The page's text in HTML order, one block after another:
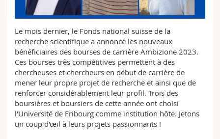
Sciences et médecine
Interfacultaire
Collaborateurs
Doctorants
Webmail
Programme des cours
MyUnifr
Le mois dernier, le Fonds national suisse de la
recherche scientifique a annoncé les nouveaux
bénéficiaires des bourses de carrière Ambizione 2023.
Ces bourses très compétitives permettent à des
chercheuses et chercheurs en début de carrière de
mener leur propre projet de recherche et ainsi que de
renforcer considérablement leur profil. Trois des
boursières et boursiers de cette année ont choisi
l'Université de Fribourg comme institution hôte. Jetons
un coup d'œil à leurs projets passionnants !